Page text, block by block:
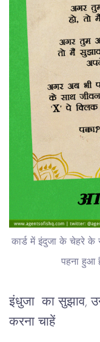
कार्ड में इंदुजा के चेहरे के
पहना हुआ
इंधुजा का सुझाव,
करना चाहें